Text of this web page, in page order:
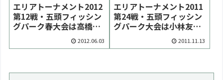
エリアトーナメント2012
第12戦・五頭フィッシン
グパーク春大会は高橋大
輔選手がサドンデスを制
して初優勝【大会結果】
2012.06.03
エリアトーナメント2011
第24戦・五頭フィッシン
グパーク大会は小林友紀
選手が優勝【大会結果】
2011.11.13